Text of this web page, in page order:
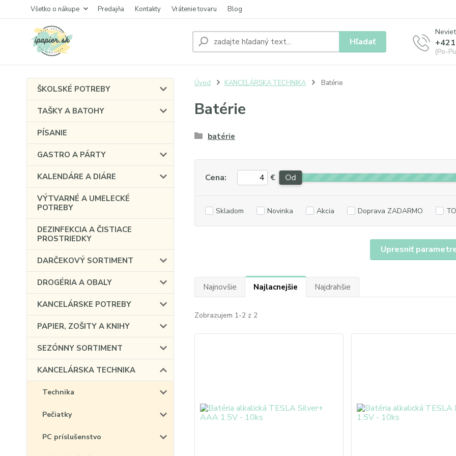
Všetko o nákupe Predajňa Kontakty Vrátenie tovaru Blog
Hľadať
(Po-
ŠKOLSKÉ POTREBY
TAŠKY A BATOHY
PÍSANIE
GASTRO A PÁRTY
KALENDÁRE A DIÁRE
VÝTVARNÉ A UMELECKÉ
POTREBY
DEZINFEKCIA A ČISTIACE
PROSTRIEDKY
DARČEKOVÝ SORTIMENT
DROGÉRIA A OBALY
KANCELÁRSKE POTREBY
PAPIER, ZOŠITY A KNIHY
SEZÓNNY SORTIMENT
KANCELÁRSKA TECHNIKA
Technika
Pečiatky
PC príslušenstvo
Úvod KANCELÁRSKA TECHNIKA Batérie
Batérie
batérie
Upresniť
Cena: € Od
Skladom Novinka Akcia Doprava ZADARMO
Najnovšie Najlacnejšie Najdrahšie
Zobrazujem 1-2 z 2